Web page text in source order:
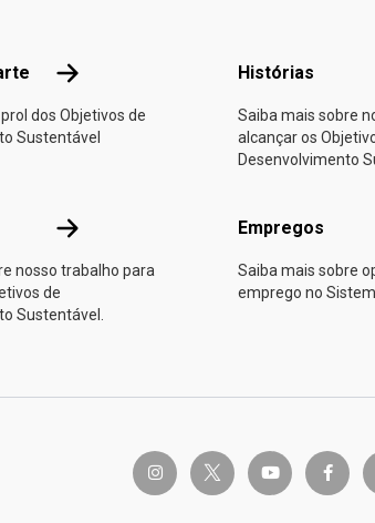
Faça a sua parte
dos Objetivos de
Sustentável
Histórias
Saiba mais sobre
alcançar os
Desenvolvimento
Recursos
nosso trabalho para
de
Sustentável.
Empregos
Saiba mais sobre
emprego no
instagramtwitter-x youtube